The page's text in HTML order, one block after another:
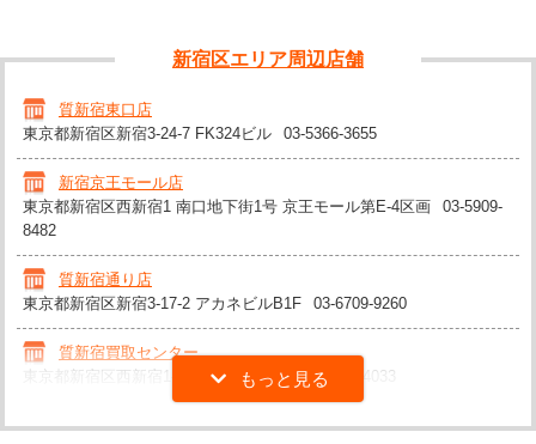
新宿区エリア周辺店舗
質新宿東口店
東京都新宿区新宿3-24-7 FK324ビル
03-5366-3655
新宿京王モール店
東京都新宿区西新宿1 南口地下街1号 京王モール第E-4区画
03-5909-
8482
質新宿通り店
東京都新宿区新宿3-17-2 アカネビルB1F
03-6709-9260
質新宿買取センター
東京都新宿区西新宿1-18-3 村上ビル7F
03-5325-4033